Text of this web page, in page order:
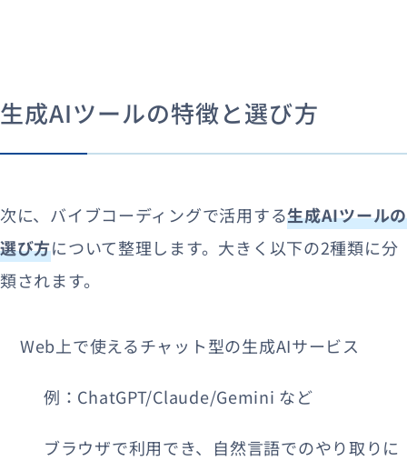
生成AIツールの特徴と選び方
次に、バイブコーディングで活用する生成AIツールの
選び方について整理します。大きく以下の2種類に分
類されます。
Web上で使えるチャット型の生成AIサービス
例：ChatGPT/Claude/Gemini など
ブラウザで利用でき、自然言語でのやり取りに